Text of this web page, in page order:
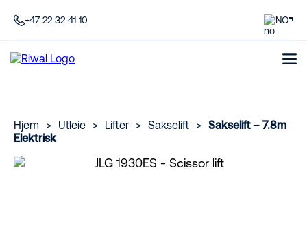
+47 22 32 41 10 NO
Hjem > Utleie > Lifter > Sakselift > Sakselift – 7.8m
Elektrisk